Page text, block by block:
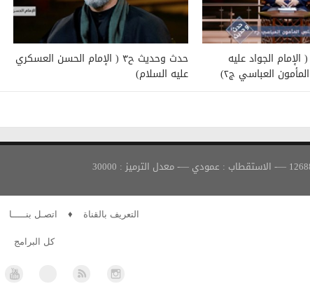
حدث وحديث ح٥ ( الإمام الجواد عليه
العباسي ج٢)
حدث وحديث ح٣ ( الإمام الحسن العسكري
عليه السلام)
التعريف بالقناة ♦ اتصـل بنـــــا
كل البرامج